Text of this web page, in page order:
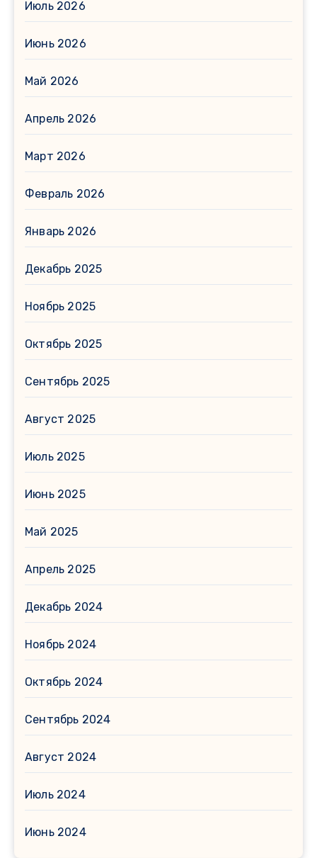
Июль 2026
Июнь 2026
Май 2026
Апрель 2026
Март 2026
Февраль 2026
Январь 2026
Декабрь 2025
Ноябрь 2025
Октябрь 2025
Сентябрь 2025
Август 2025
Июль 2025
Июнь 2025
Май 2025
Апрель 2025
Декабрь 2024
Ноябрь 2024
Октябрь 2024
Сентябрь 2024
Август 2024
Июль 2024
Июнь 2024